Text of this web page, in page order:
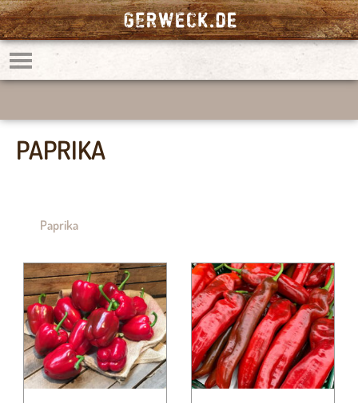
PAPRIKA
Paprika